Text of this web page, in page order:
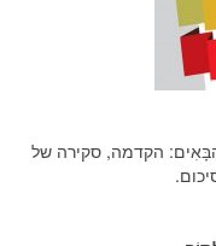
הקדמה, סקירה של